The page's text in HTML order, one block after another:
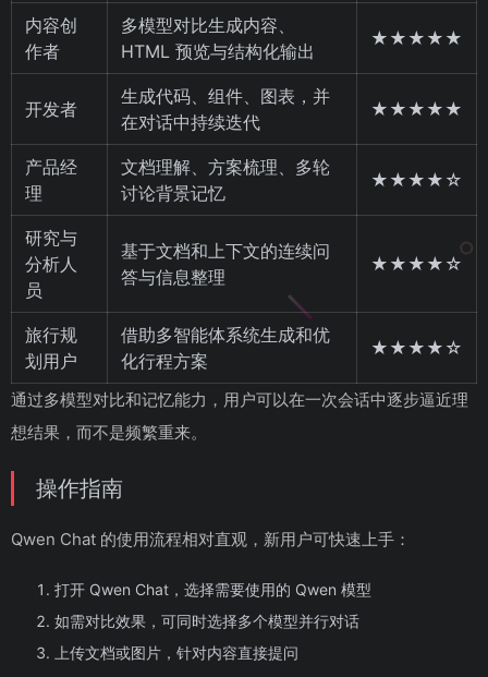
内容创
作者
多模型对比生成内容、
HTML 预览与结构化输出
★★★★★
开发者
生成代码、组件、图表，并
在对话中持续迭代
★★★★★
产品经
理
文档理解、方案梳理、多轮
讨论背景记忆
★★★★☆
研究与
分析人
员
基于文档和上下文的连续问
答与信息整理
★★★★☆
旅行规
划用户
借助多智能体系统生成和优
化行程方案
★★★★☆
通过多模型对比和记忆能力，用户可以在一次会话中逐步逼近理
想结果，而不是频繁重来。
操作指南
Qwen Chat 的使用流程相对直观，新用户可快速上手：
打开 Qwen Chat，选择需要使用的 Qwen 模型
如需对比效果，可同时选择多个模型并行对话
上传文档或图片，针对内容直接提问